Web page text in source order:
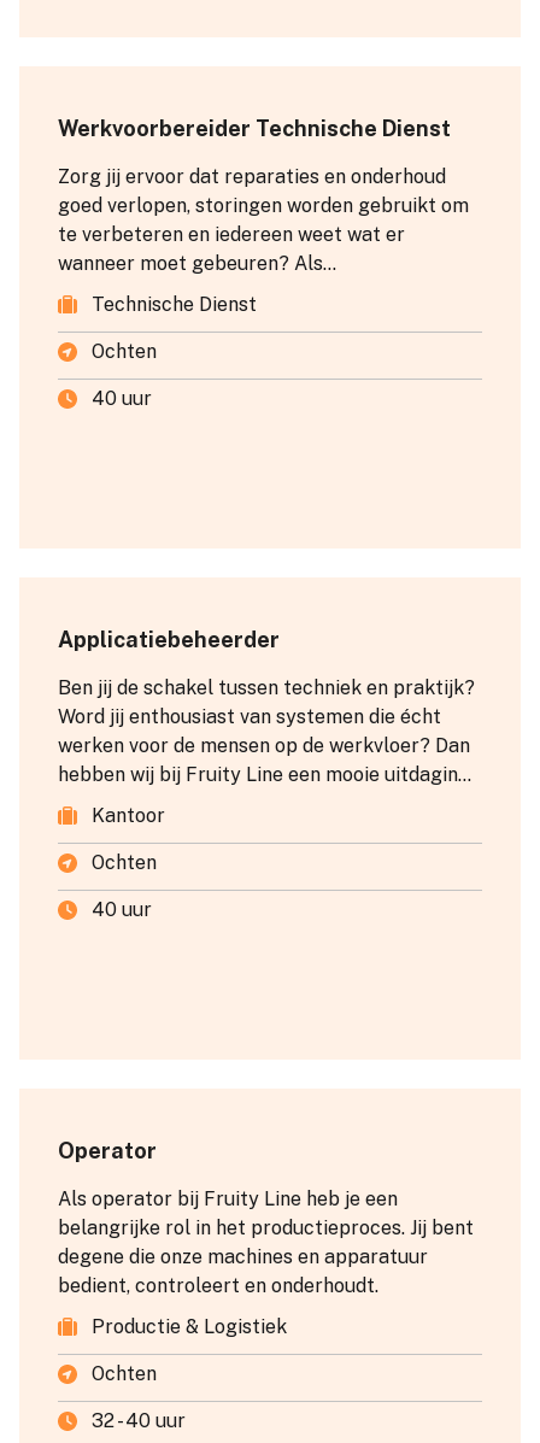
Werkvoorbereider Technische Dienst
Zorg jij ervoor dat reparaties en onderhoud
goed verlopen, storingen worden gebruikt om
te verbeteren en iedereen weet wat er
wanneer moet gebeuren? Als
Werkvoorbereider Technische Dienst bij Fruity
je dat monteurs en externe partijen veilig en
efficiënt kunnen werken.
Technische Dienst
Ochten
40 uur
Applicatiebeheerder
Ben jij de schakel tussen techniek en praktijk?
Word jij enthousiast van systemen die écht
werken voor de mensen op de werkvloer? Dan
hebben wij bij Fruity Line een mooie uitdaging
voor je!
Kantoor
Ochten
40 uur
Operator
Als operator bij Fruity Line heb je een
belangrijke rol in het productieproces. Jij bent
degene die onze machines en apparatuur
bedient, controleert en onderhoudt.
Productie & Logistiek
Ochten
32 - 40 uur